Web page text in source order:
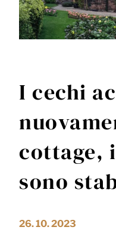
I cechi
cottage,
sono
26. 10. 2023